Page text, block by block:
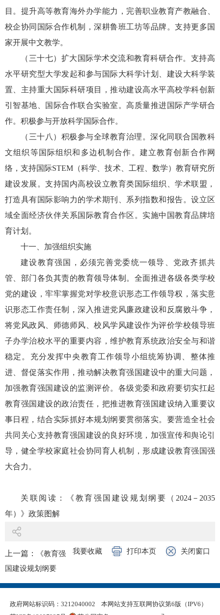
目。提升高等教育海外办学能力，完善职业教育产教融合、
校企协同国际合作机制，深耕鲁班工坊等品牌。支持更多国
家开展中文教学。
（三十七）扩大国际学术交流和教育科研合作。支持高
水平研究型大学发起和参与国际大科学计划、建设大科学装
置、主持重大国际科研项目，推动建设高水平高校学科创新
引智基地、国际合作联合实验室。高质量推进国际产学研合
作。积极参与开放科学国际合作。
（三十八）积极参与全球教育治理。深化同联合国教科
文组织等国际组织和多边机制合作。建立教育创新合作网
络，支持国际STEM（科学、技术、工程、数学）教育研究所
建设发展。支持国内高校设立教育类国际组织、学术联盟，
打造具有国际影响力的学术期刊、系列指数和报告。设立区
域全面经济伙伴关系国际教育合作区。实施中国教育品牌培
育计划。
十一、加强组织实施
建设教育强国，必须完善党委统一领导、党政齐抓共
管、部门各负其责的教育领导体制。全面推进各级各类学校
党的建设，牢牢掌握党对学校意识形态工作领导权，落实意
识形态工作责任制，深入推进党风廉政建设和反腐败斗争，
将党风政风、师德师风、校风学风建设作为评价学校领导班
子办学治校水平的重要内容，维护教育系统政治安全与和谐
稳定。充分发挥中央教育工作领导小组统筹协调、整体推
进、督促落实作用，推动解决教育强国建设中的重大问题，
加强教育强国建设的监测评价。各级党委和政府要切实扛起
教育强国建设的政治责任，把推进教育强国建设纳入重要议
事日程，结合实际抓好本规划纲要贯彻落实。要营造全社会
共同关心支持教育强国建设的良好环境，加强宣传和舆论引
导，健全学校家庭社会协同育人机制，形成建设教育强国强
大合力。
关联阅读：
《教育强国建设规划纲要（2024－2035
年）》政策图解
我要收藏 打印本页 关闭窗口
上一篇：
《教育强
国建设规划纲要
（2024－2035
下一篇： 泰州市姜
政府网站标识码：3212040002
本网站支持互联网协议第6版（IPV6）